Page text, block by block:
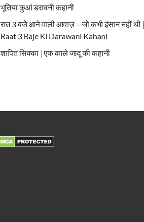
भूतिया कुआं डरावनी कहानी
रात 3 बजे आने वाली आवाज़ – जो कभी इंसान नहीं थी |
Raat 3 Baje Ki Darawani Kahani
शापित सिक्का | एक काले जादू की कहानी